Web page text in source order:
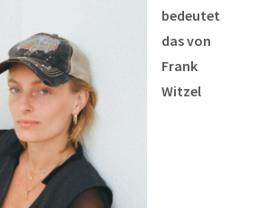
bedeutet
das von
Frank
Witzel